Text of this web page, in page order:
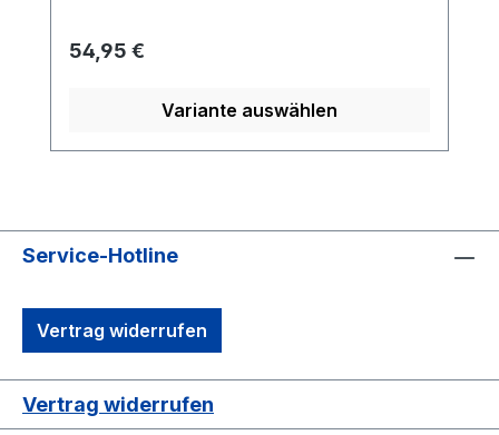
Regulärer Preis:
54,95 €
Variante auswählen
Service-Hotline
Vertrag widerrufen
Vertrag widerrufen